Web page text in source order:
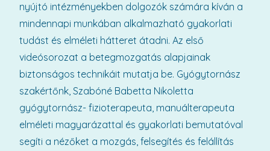
nyújtó intézményekben dolgozók számára kíván a
mindennapi munkában alkalmazható gyakorlati
tudást és elméleti hátteret átadni. Az első
videósorozat a betegmozgatás alapjainak
biztonságos technikáit mutatja be. Gyógytornász
szakértőnk, Szabóné Babetta Nikoletta
gyógytornász- fizioterapeuta, manuálterapeuta
elméleti magyarázattal és gyakorlati bemutatóval
segíti a nézőket a mozgás, felsegítés és felállítás